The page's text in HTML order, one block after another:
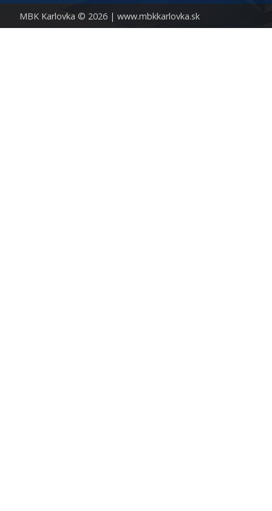
MBK Karlovka © 2026 | www.mbkkarlovka.sk